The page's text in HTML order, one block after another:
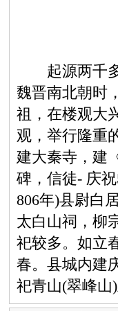
起源两千多
魏晋南北朝时
祖，在楼观大
观，举行隆重
建大秦寺，建
碑，信徒- 庆
806年)县尉白
太白山祠，柳
祀较多。如立
春。县城内建
祀青山(翠峰